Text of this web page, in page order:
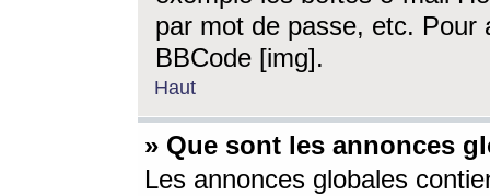
par mot de passe, etc. Pour
BBCode [img].
Haut
» Que sont les annonces
Les annonces globales